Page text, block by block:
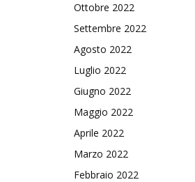
Ottobre 2022
Settembre 2022
Agosto 2022
Luglio 2022
Giugno 2022
Maggio 2022
Aprile 2022
Marzo 2022
Febbraio 2022